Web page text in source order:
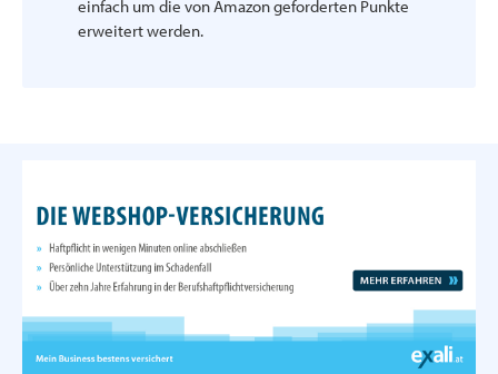
einfach um die von Amazon geforderten Punkte
erweitert werden.